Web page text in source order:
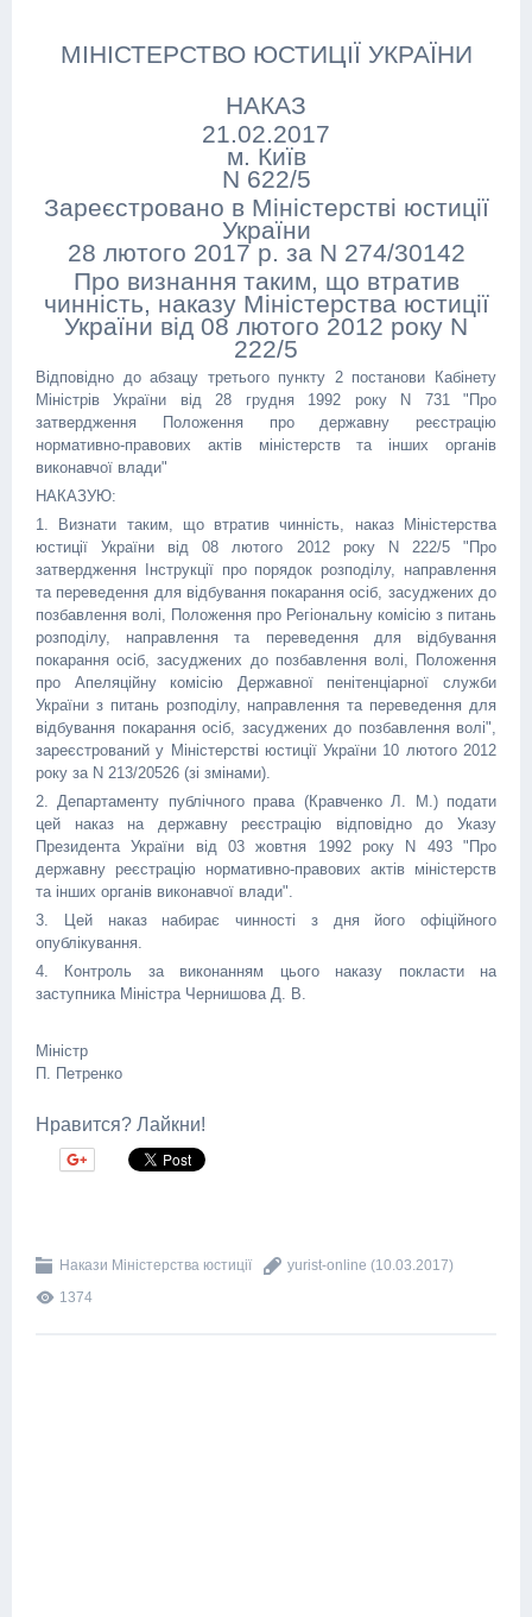
МІНІСТЕРСТВО ЮСТИЦІЇ УКРАЇНИ
НАКАЗ
21.02.2017
м. Київ
N 622/5
Зареєстровано в Міністерстві юстиції
України
28 лютого 2017 р. за N 274/30142
Про визнання таким, що втратив
чинність, наказу Міністерства юстиції
України від 08 лютого 2012 року N
222/5
Відповідно до абзацу третього пункту 2 постанови Кабінету
Міністрів України від 28 грудня 1992 року N 731 "Про
затвердження Положення про державну реєстрацію
нормативно-правових актів міністерств та інших органів
виконавчої влади"
НАКАЗУЮ:
1. Визнати таким, що втратив чинність, наказ Міністерства
юстиції України від 08 лютого 2012 року N 222/5 "Про
затвердження Інструкції про порядок розподілу, направлення
та переведення для відбування покарання осіб, засуджених до
позбавлення волі, Положення про Регіональну комісію з питань
розподілу, направлення та переведення для відбування
покарання осіб, засуджених до позбавлення волі, Положення
про Апеляційну комісію Державної пенітенціарної служби
України з питань розподілу, направлення та переведення для
відбування покарання осіб, засуджених до позбавлення волі",
зареєстрований у Міністерстві юстиції України 10 лютого 2012
року за N 213/20526 (зі змінами).
2. Департаменту публічного права (Кравченко Л. М.) подати
цей наказ на державну реєстрацію відповідно до Указу
Президента України від 03 жовтня 1992 року N 493 "Про
державну реєстрацію нормативно-правових актів міністерств
та інших органів виконавчої влади".
3. Цей наказ набирає чинності з дня його офіційного
опублікування.
4. Контроль за виконанням цього наказу покласти на
заступника Міністра Чернишова Д. В.
Міністр
П. Петренко
Нравится? Лайкни!
Накази Міністерства юстиції yurist-online (10.03.2017)
1374